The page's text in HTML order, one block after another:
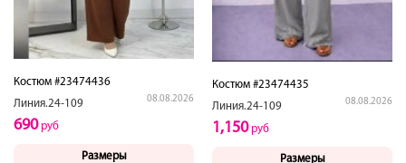
Костюм #23474436
Линия.24-109
08.08.2026
690руб
Размеры
Костюм #23474435
Линия.24-109
08.08.2026
1,150руб
Размеры